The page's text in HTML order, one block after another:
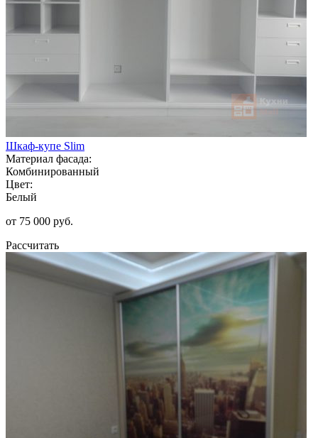
Шкаф-купе Slim
Материал фасада:
Комбинированный
Цвет:
Белый
от 75 000 руб.
Рассчитать